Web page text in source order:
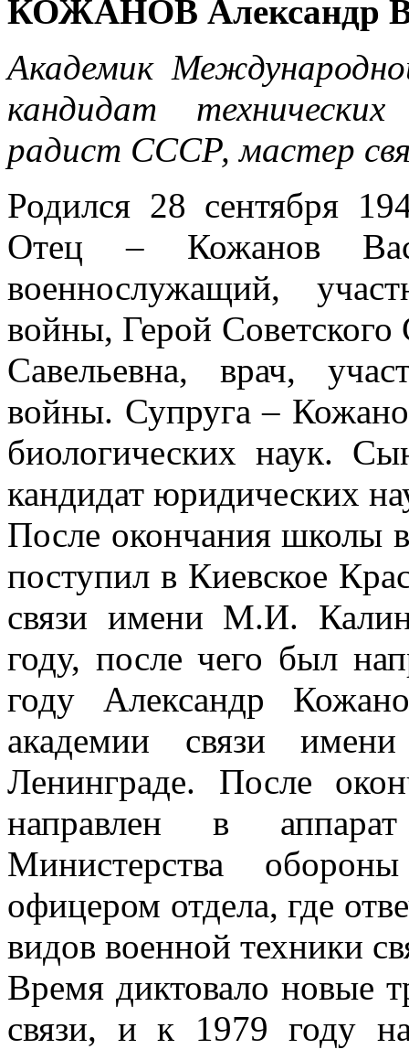
КОЖАНОВ Александр
Академик
кандидат
радист СССР, мастер
Родился 28 сентября
Отец – Кожанов
военнослужащий,
войны, Герой
Савельевна, врач,
войны. Супруга –
биологических наук.
кандидат юридических
После окончания школы
поступил в Киевское
связи имени М.И.
году, после чего был
году Александр
академии связи
Ленинграде. После
направлен в
Министерства
офицером отдела, где
видов военной техники
Время диктовало новые
связи, и к 1979 году